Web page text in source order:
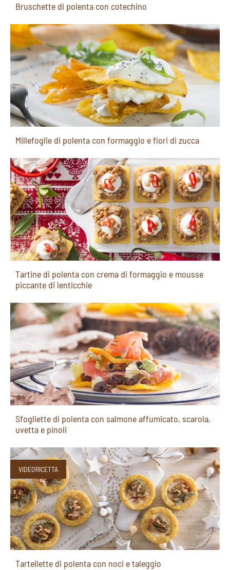
Bruschette di polenta con cotechino
Millefoglie di polenta con formaggio e fiori di zucca
Tartine di polenta con crema di formaggio e mousse
piccante di lenticchie
Sfogliette di polenta con salmone affumicato, scarola,
uvetta e pinoli
VIDEORICETTA
Tartellette di polenta con noci e taleggio